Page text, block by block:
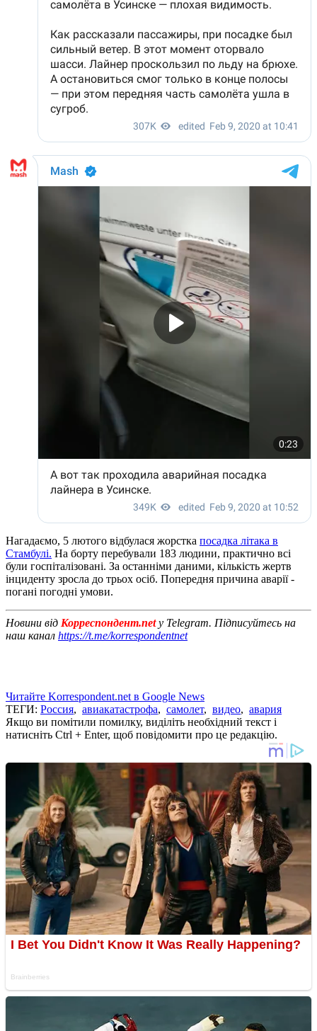
Нагадаємо, 5 лютого відбулася жорстка посадка літака в
Стамбулі. На борту перебували 183 людини, практично всі
були госпіталізовані. За останніми даними, кількість жертв
інциденту зросла до трьох осіб. Попередня причина аварії -
погані погодні умови.
Новини від Корреспондент.net у Telegram. Підписуйтесь на
наш канал https://t.me/korrespondentnet
Читайте Korrespondent.net в Google News
ТЕГИ: Россия, авиакатастрофа, самолет, видео, авария
Якщо ви помітили помилку, виділіть необхідний текст і
натисніть Ctrl + Enter, щоб повідомити про це редакцію.